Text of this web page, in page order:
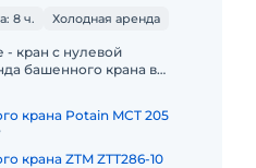
8 ч. Холодная аренда
кран с нулевой
башенного крана в
крана Potain MCT 205
крана ZTM ZTT286-10